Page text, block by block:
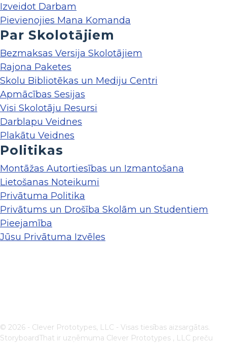
Izveidot Darbam
Pievienojies Mana Komanda
Par Skolotājiem
Bezmaksas Versija Skolotājiem
Rajona Paketes
Skolu Bibliotēkas un Mediju Centri
Apmācības Sesijas
Visi Skolotāju Resursi
Darblapu Veidnes
Plakātu Veidnes
Politikas
Montāžas Autortiesības un Izmantošana
Lietošanas Noteikumi
Privātuma Politika
Privātums un Drošība Skolām un Studentiem
Pieejamība
Jūsu Privātuma Izvēles
© 2026 - Clever Prototypes, LLC - Visas tiesības aizsargātas.
StoryboardThat ir uzņēmuma Clever Prototypes , LLC preču